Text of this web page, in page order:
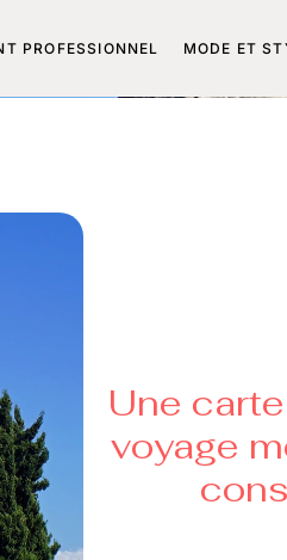
PROFESSIONNEL MODE ET
Une
voyage